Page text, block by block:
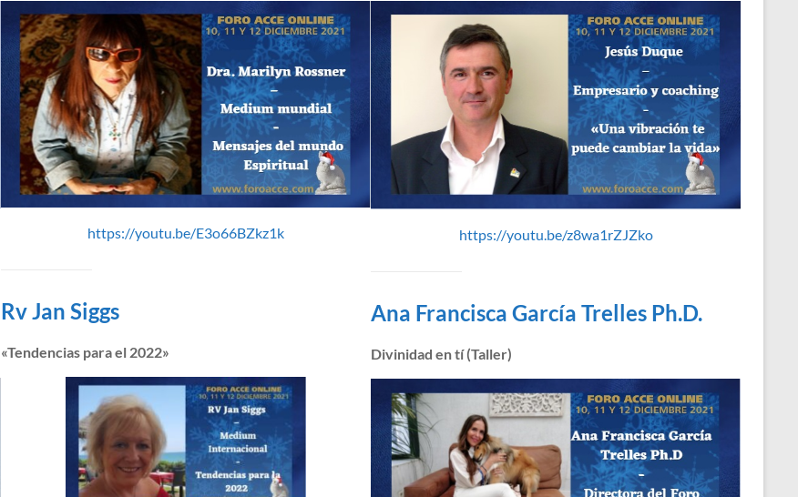
https://youtu.be/E3o66BZkz1k
Rv Jan Siggs
«Tendencias para el 2022»
https://youtu.be/z8wa1rZJZko
Ana Francisca García Trelles Ph.D.
Divinidad en tí (Taller)